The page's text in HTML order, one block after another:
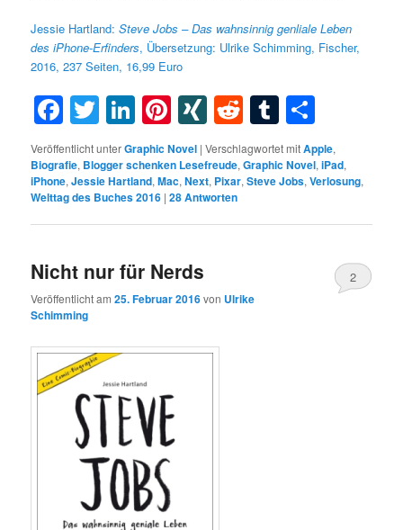
Jessie Hartland:Steve Jobs – Das wahnsinnig genliale Leben
des iPhone-Erfinders, Übersetzung: Ulrike Schimming, Fischer,
2016, 237 Seiten, 16,99 Euro
Facebook
Twitter
LinkedIn
Pinterest
XINGRedditTumblr
Veröffentlicht unterGraphic Novel |Verschlagwortet mitApple,
Biografie, Blogger schenken Lesefreude,Graphic Novel,iPad,
iPhone,Jessie Hartland,Mac,Next, Pixar,Steve Jobs,Verlosung,
Welttag des Buches 2016 |28Antworten
Nicht nur für Nerds
Veröffentlicht am25. Februar 2016von Ulrike
Schimming
2